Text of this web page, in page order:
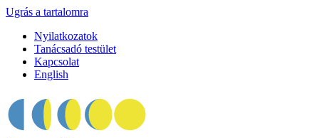
Ugrás a tartalomra
Nyilatkozatok
Tanácsadó testület
Kapcsolat
English